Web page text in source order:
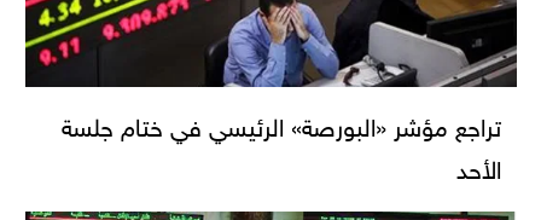
تراجع مؤشر «البورصة» الرئيسي في ختام جلسة
الأحد